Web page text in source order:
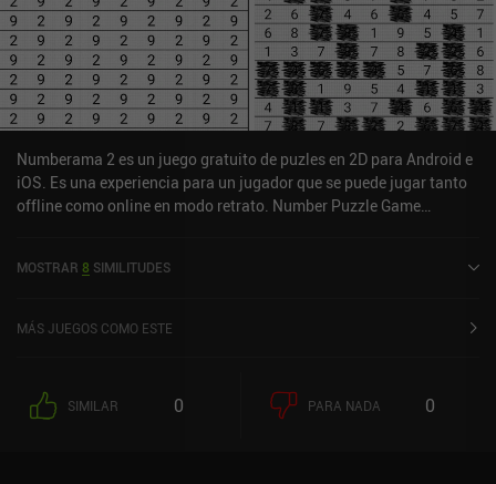
Numberama 2 es un juego gratuito de puzles en 2D para Android e
iOS. Es una experiencia para un jugador que se puede jugar tanto
offline como online en modo retrato. Number Puzzle Game
en la App Store de iOS.
MOSTRAR 8 SIMILITUDES
MÁS JUEGOS COMO ESTE
SIMILAR 0 PARA NADA 0